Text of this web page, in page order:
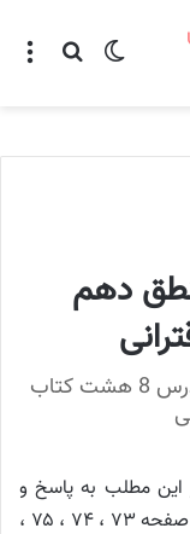
تغییر پوسته
دهم
پاسخ و حل تمرین و فعالیت تکمیلی درس 8 هشت کتاب
این مطلب به پاسخ و
جواب فعالیت های تمرین و فعالیت تکمیلی صفحه ۷۳ ، ۷۴ ، ۷۵ ،